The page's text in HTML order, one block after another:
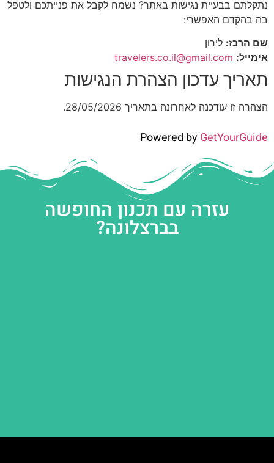
נתקלתם בבעיית נגישות באתר? נשמח לקבל את פנייתכם ולטפל
בה בהקדם האפשרי:
שם הרכז: לירון
אימייל: travelers.co.il@gmail.com
תאריך עדכון הצהרת הנגישות
הצהרה זו עודכנה לאחרונה בתאריך 28/05/2026.
Powered byGetYourGuide
עזרה עם תכנון החופשה
בברצלונה?